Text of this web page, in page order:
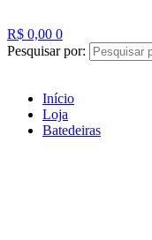
R$ 0,00 0
Pesquisar por:
Início
Loja
Batedeiras